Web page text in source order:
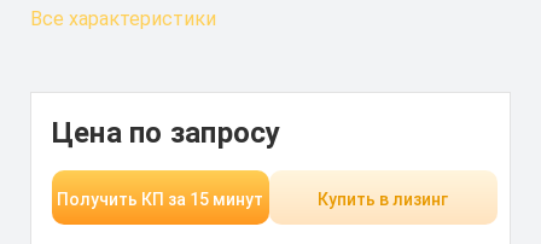
Все характеристики
Цена по запросу
Получить КП за 15 минут Купить в лизинг